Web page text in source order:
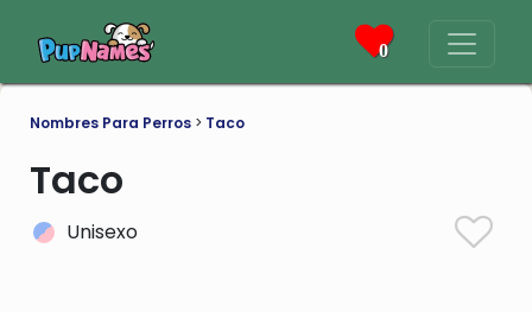
0
Nombres Para Perros > Taco
Taco
Unisexo